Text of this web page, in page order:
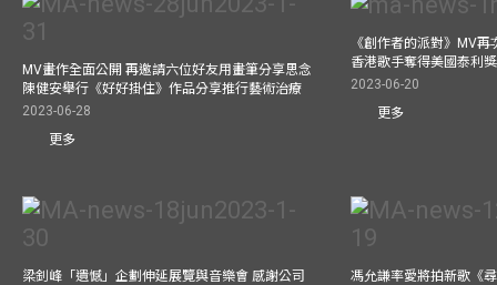
MV畫作全面公開 再邀請六位好友用畫筆分享思念
陳健安舉行《好好掛住》作品分享推行藝術治療
2023-06-28
更多
《創作者的派對》MV
香港歌手奪得美國泰利
2023-06-20
更多
梁釗峰「遺憾」企劃伸延展覽與音樂會 感謝公司
馮允謙率愛將拍新歌《